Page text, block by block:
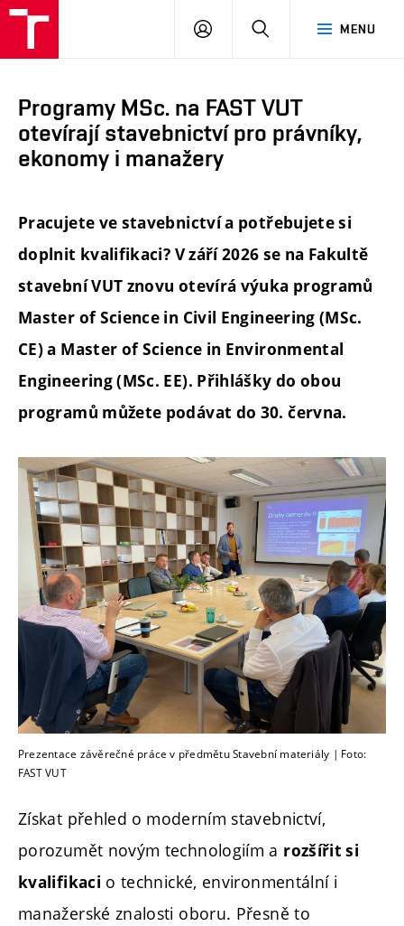
Brno
MENU
PŘIHLÁSIT
Programy MSc. na FAST VUT
otevírají stavebnictví pro právníky,
ekonomy i manažery
Pracujete ve stavebnictví a potřebujete si
doplnit kvalifikaci? V září 2026 se na Fakultě
stavební VUT znovu otevírá výuka programů
Master of Science in Civil Engineering (MSc.
CE) a Master of Science in Environmental
Engineering (MSc. EE). Přihlášky do obou
programů můžete podávat do 30. června.
Prezentace závěrečné práce v předmětu Stavební materiály | Foto:
FAST VUT
Získat přehled o moderním stavebnictví,
porozumět novým technologiím a rozšířit si
kvalifikaci o technické, environmentální i
manažerské znalosti oboru. Přesně to